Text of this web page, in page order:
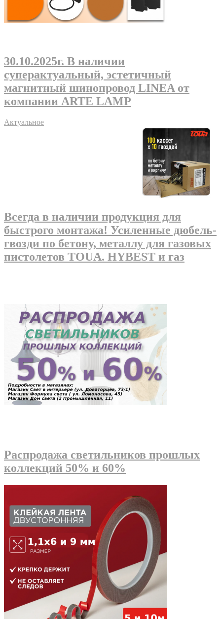
30.10.2025г. В наличии
суперактуальный, эстетичный
магнитный шинопровод LINEA от
компании ARTE LAMP
Актуальное
Всегда в наличии продукция для
быстрого монтажа! Усиленные дюбель-
гвозди по бетону, металлу для газовых
пистолетов TOUA. HYBEST и газ
Распродажа светильников прошлых
коллекций 50% и 60%